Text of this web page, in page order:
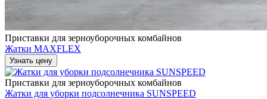
Приставки для зерноуборочных комбайнов
Жатки MAXFLEX
Узнать цену
Приставки для зерноуборочных комбайнов
Жатки для уборки подсолнечника SUNSPEED